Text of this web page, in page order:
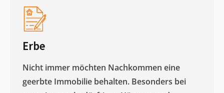
Erbe
Nicht immer möchten Nachkommen eine
geerbte Immobilie behalten. Besonders bei